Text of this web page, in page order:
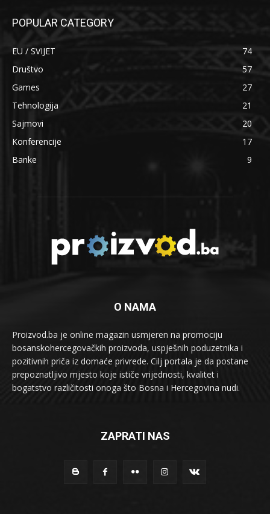
POPULAR CATEGORY
EU / SVIJET
74
Društvo
57
Games
27
Tehnologija
21
Sajmovi
20
Konferencije
17
Banke
9
O NAMA
Proizvod.ba je online magazin usmjeren na promociju
bosanskohercegovačkih proizvoda, uspješnih poduzetnika i
pozitivnih priča iz domaće privrede. Cilj portala je da postane
prepoznatljivo mjesto koje ističe vrijednosti, kvalitet i
bogatstvo različitosti onoga što Bosna i Hercegovina nudi.
ZAPRATI NAS